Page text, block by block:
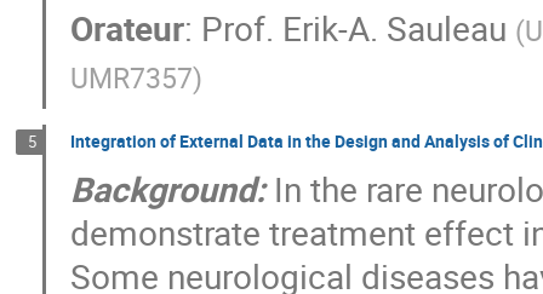
Orateur: Prof. Erik-A. Sauleau (
UMR7357)
5 Integration of External Data in the Design and Analysis of
Background:In the rare
demonstrate treatment effect
Some neurological diseases